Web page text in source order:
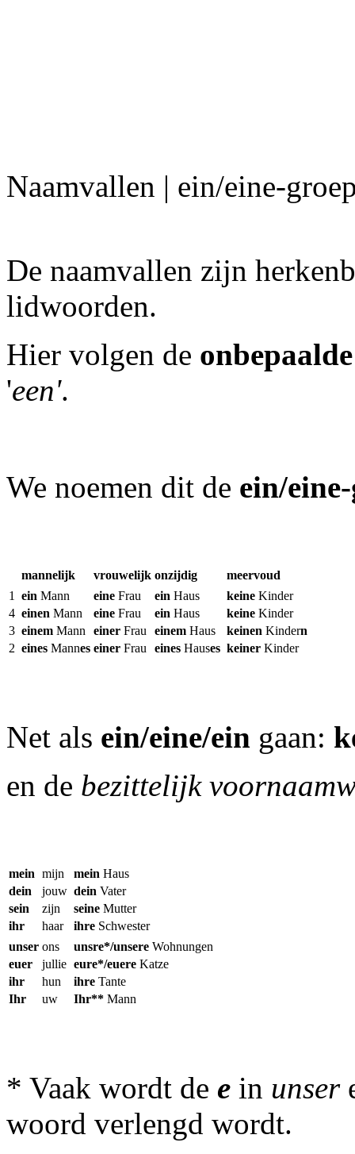
Naamvallen | ein/eine-
De naamvallen zijn
lidwoorden.
Hier volgen de onbepaalde
'een'.
We noemen dit de ein/
mannelijk vrouwelijk onzijdig
meervoud
1
ein Mann eine Frau ein Haus keine Kinder
4 einen Mann eine Frau ein Haus keine Kinder
3 einem Mann einer Frau einem Haus keinen Kindern
2 eines Mannes einer Frau eines Hauses keiner Kinder
Net als ein/eine/ein gaan:
en de bezittelijk
mein mijn mein Haus
dein
jouw dein Vater
sein
zijn seine Mutter
ihr
haar ihre Schwester
unser ons unsre*/unsere Wohnungen
euer
jullie eure*/euere Katze
ihr
hun ihre Tante
Ihr
uw Ihr** Mann
* Vaak wordt de e in unser
woord verlengd wordt.